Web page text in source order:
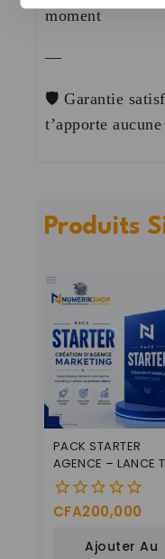
moment
—
🛡️ Garantie
t’apporte
Produits
PACK STARTER
AGENCE – LANCE
BUSINESS DIGITAL
0
CFA200,000
Ajouter Au